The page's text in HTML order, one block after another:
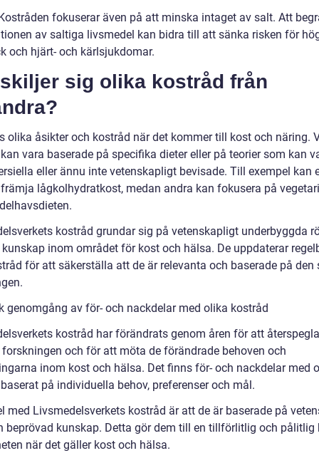
fokuserar även på att minska intaget av salt. Att
av saltiga livsmedel kan bidra till att sänka risken för
och hjärt- och kärlsjukdomar.
sig olika kostråd från
olika åsikter och kostråd när det kommer till kost och näring.
vara baserade på specifika dieter eller på teorier som kan
eller ännu inte vetenskapligt bevisade. Till exempel kan
lågkolhydratkost, medan andra kan fokusera på
kostråd grundar sig på vetenskapligt underbyggda
inom området för kost och hälsa. De uppdaterar
för att säkerställa att de är relevanta och baserade på den
genomgång av för- och nackdelar med olika kostråd
kostråd har förändrats genom åren för att
och för att möta de förändrade behoven och
inom kost och hälsa. Det finns för- och nackdelar med
på individuella behov, preferenser och mål.
med Livsmedelsverkets kostråd är att de är baserade på
beprövad kunskap. Detta gör dem till en tillförlitlig och pålitlig
när det gäller kost och hälsa.